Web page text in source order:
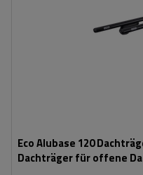
Eco Alubase 120
Dachträger für offene